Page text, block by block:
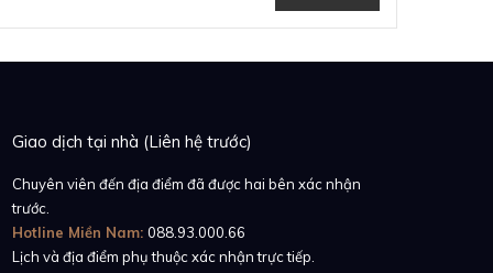
44mm
Giao dịch tại nhà (Liên hệ trước)
Chuyên viên đến địa điểm đã được hai bên xác nhận
trước.
Hotline Miền Nam: 088.93.000.66
Lịch và địa điểm phụ thuộc xác nhận trực tiếp.